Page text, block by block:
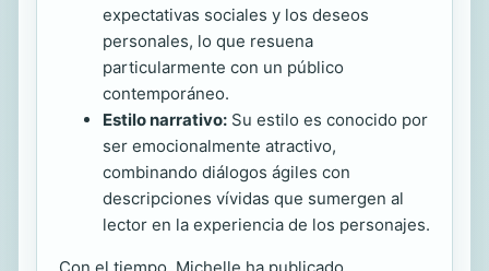
expectativas sociales y los deseos
personales, lo que resuena
particularmente con un público
contemporáneo.
Estilo narrativo: Su estilo es conocido por
ser emocionalmente atractivo,
combinando diálogos ágiles con
descripciones vívidas que sumergen al
lector en la experiencia de los personajes.
Con el tiempo, Michelle ha publicado